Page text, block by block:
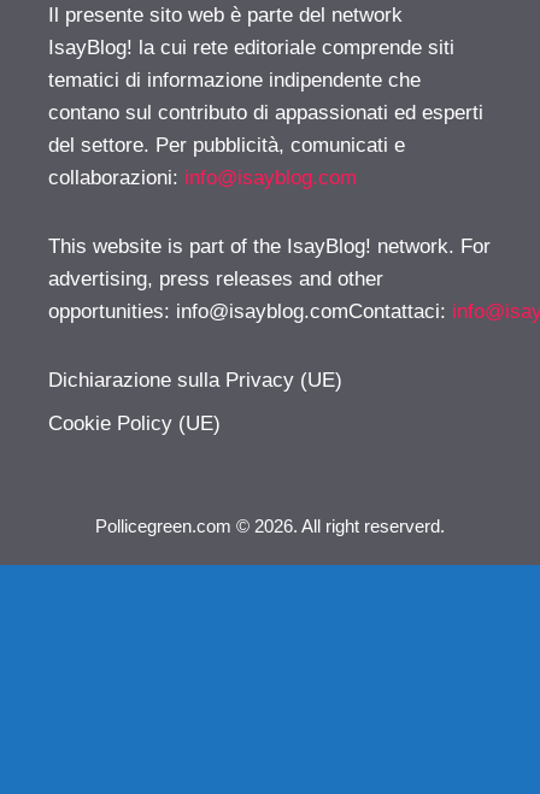
Il presente sito web è parte del network
IsayBlog! la cui rete editoriale comprende siti
tematici di informazione indipendente che
contano sul contributo di appassionati ed esperti
del settore. Per pubblicità, comunicati e
collaborazioni: info@isayblog.com
This website is part of the IsayBlog! network. For
advertising, press releases and other
opportunities: info@isayblog.comContattaci:
Dichiarazione sulla Privacy (UE)
Cookie Policy (UE)
Pollicegreen.com © 2026. All right reserverd.